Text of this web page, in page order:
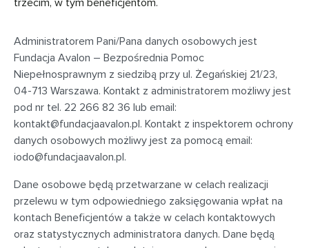
trzecim, w tym beneficjentom.
Administratorem Pani/Pana danych osobowych jest
Fundacja Avalon – Bezpośrednia Pomoc
Niepełnosprawnym z siedzibą przy ul. Żegańskiej 21/23,
04-713 Warszawa. Kontakt z administratorem możliwy jest
pod nr tel. 22 266 82 36 lub email:
kontakt@fundacjaavalon.pl. Kontakt z inspektorem ochrony
danych osobowych możliwy jest za pomocą email:
iodo@fundacjaavalon.pl.
Dane osobowe będą przetwarzane w celach realizacji
przelewu w tym odpowiedniego zaksięgowania wpłat na
kontach Beneficjentów a także w celach kontaktowych
oraz statystycznych administratora danych. Dane będą